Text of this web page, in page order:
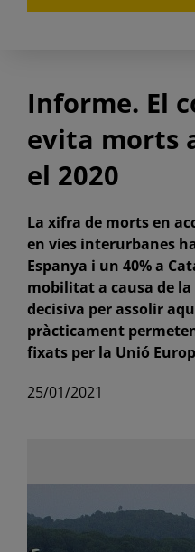
Informe. El
evita morts
el 2020
La xifra de morts en
en vies interurbanes
Espanya i un 40% a
mobilitat a causa de
decisiva per assolir
pràcticament
fixats per la Unió
25/01/2021